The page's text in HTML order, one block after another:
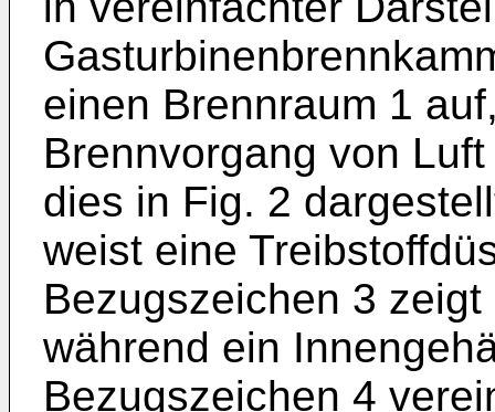
einen Brennraum 1
Brennvorgang von
dies in Fig. 2
weist eine
Bezugszeichen 3
während ein
Bezugszeichen 4